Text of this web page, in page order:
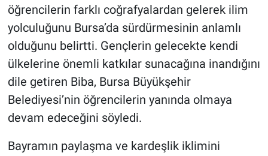
öğrencilerin farklı coğrafyalardan gelerek ilim
yolculuğunu Bursa’da sürdürmesinin anlamlı
olduğunu belirtti. Gençlerin gelecekte kendi
ülkelerine önemli katkılar sunacağına inandığını
dile getiren Biba, Bursa Büyükşehir
Belediyesi’nin öğrencilerin yanında olmaya
devam edeceğini söyledi.
Bayramın paylaşma ve kardeşlik iklimini